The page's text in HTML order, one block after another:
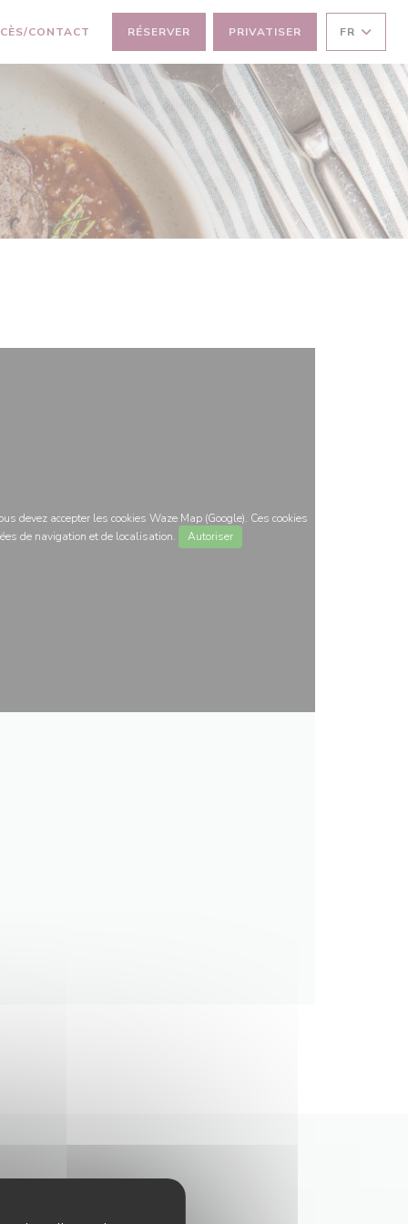
UNE NOUVELLE FENÊTRE))
CONTACT RÉSERVER PRIVATISER FR
devez accepter les cookies Waze Map (Google). Ces cookies
de navigation et de localisation.
Autoriser